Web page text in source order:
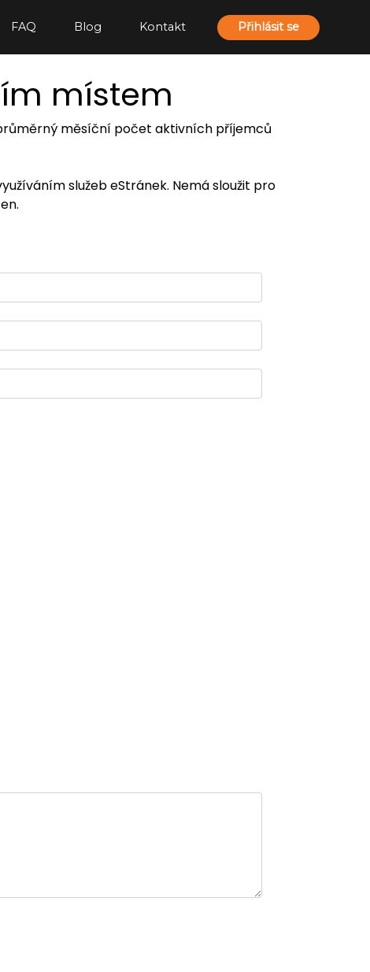
FAQ Blog Kontakt Přihlásit se
místem
měsíční počet aktivních příjemců
služeb eStránek. Nemá sloužit pro